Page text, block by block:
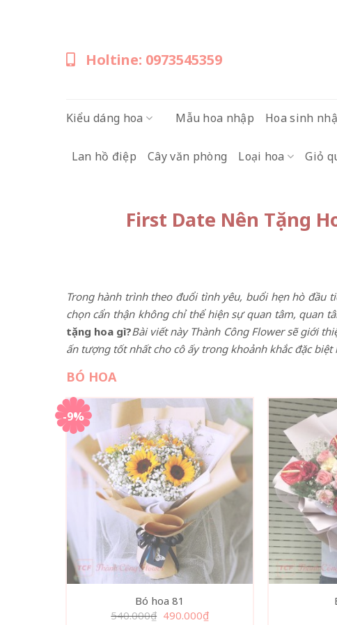
Holtine: 0973545359
Kiểu dáng hoa Mẫu hoa nhập Hoa sinh
Lan hồ điệp Cây văn phòng Loại hoa Giỏ
First Date Nên Tặng
Trong hành trình theo đuổi tình yêu, buổi hẹn hò đầu
chọn cẩn thận không chỉ thể hiện sự quan tâm, quan
tặng hoa gì?Bài viết này Thành Công Flower sẽ giới
ấn tượng tốt nhất cho cô ấy trong khoảnh khắc đặc biệt
BÓ HOA
-9%
Bó hoa 81
540.000₫ Giá
490.000₫Giá